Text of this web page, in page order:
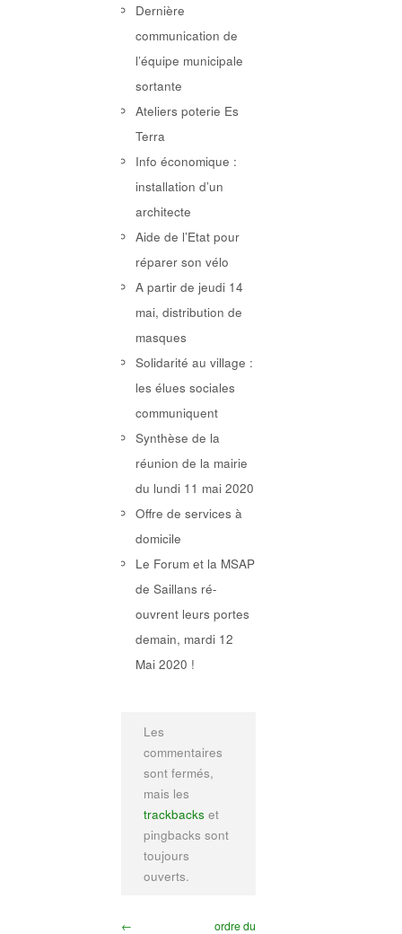
Dernière
communication de
l’équipe municipale
sortante
Ateliers poterie Es
Terra
Info économique :
installation d’un
architecte
Aide de l’Etat pour
réparer son vélo
A partir de jeudi 14
mai, distribution de
masques
Solidarité au village :
les élues sociales
communiquent
Synthèse de la
réunion de la mairie
du lundi 11 mai 2020
Offre de services à
domicile
Le Forum et la MSAP
de Saillans ré-
ouvrent leurs portes
demain, mardi 12
Mai 2020 !
Les
commentaires
sont fermés,
mais les
trackbacks et
pingbacks sont
toujours
ouverts.
← ordre du